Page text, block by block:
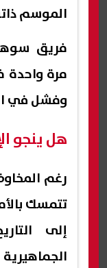
الموسم
فريق
وفشل في
هل ينجو
رغم
تتمسك
إلى